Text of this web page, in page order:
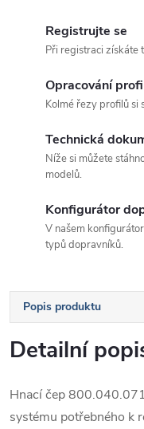
Registrujte se
Při registraci získáte
Opracování
Kolmé řezy profilů si
Technická
Níže si můžete
modelů.
Konfigurátor
V našem
typů dopravníků.
Popis produktu
Detailní
Hnací čep
systému potřebného k